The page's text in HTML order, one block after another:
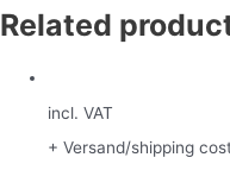
Related
incl. VAT
+ Versand/shipping